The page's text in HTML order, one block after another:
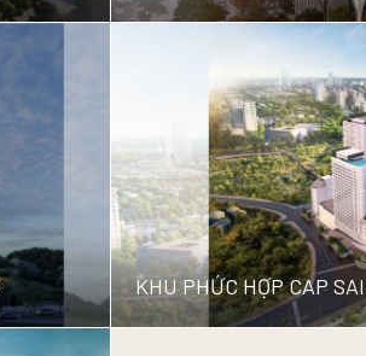
KHU PHỨC HỢP CAP